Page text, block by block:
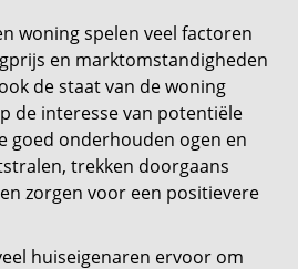
woning spelen veel factoren
en marktomstandigheden
de staat van de woning
de interesse van potentiële
goed onderhouden ogen en
trekken doorgaans
zorgen voor een positievere
huiseigenaren ervoor om